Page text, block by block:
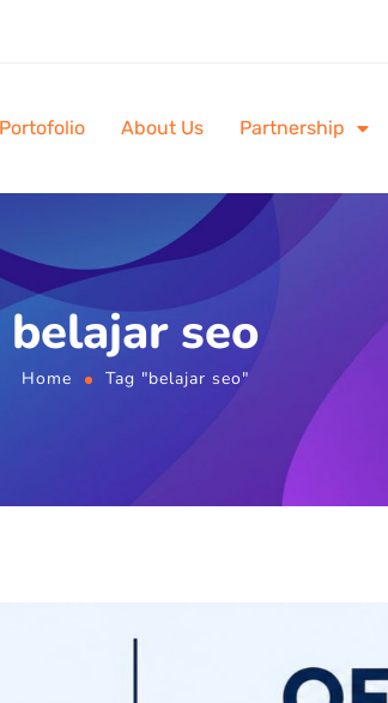
Portofolio About Us Partnership
belajar seo
Home Tag "belajar seo"